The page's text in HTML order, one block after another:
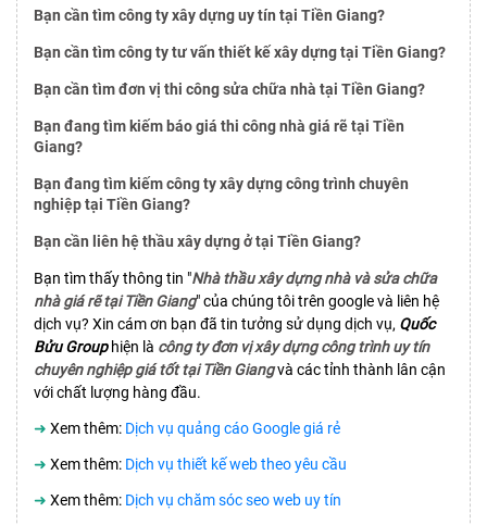
Bạn cần tìm công ty xây dựng uy tín tại Tiền Giang?
Bạn cần tìm công ty tư vấn thiết kế xây dựng tại Tiền Giang?
Bạn cần tìm đơn vị thi công sửa chữa nhà tại Tiền Giang?
Bạn đang tìm kiếm báo giá thi công nhà giá rẽ tại Tiền
Giang?
Bạn đang tìm kiếm công ty xây dựng công trình chuyên
nghiệp tại Tiền Giang?
Bạn cần liên hệ thầu xây dựng ở tại Tiền Giang?
Bạn tìm thấy thông tin "Nhà thầu xây dựng nhà và sửa chữa
nhà giá rẽ tại Tiền Giang" của chúng tôi trên google và liên hệ
dịch vụ? Xin cám ơn bạn đã tin tưởng sử dụng dịch vụ, Quốc
Bửu Grouphiện là công ty đơn vị xây dựng công trình uy tín
chuyên nghiệp giá tốt tại Tiền Giangvà các tỉnh thành lân cận
với chất lượng hàng đầu.
➜ Xem thêm: Dịch vụ quảng cáo Google giá rẻ
➜ Xem thêm: Dịch vụ thiết kế web theo yêu cầu
➜ Xem thêm: Dịch vụ chăm sóc seo web uy tín